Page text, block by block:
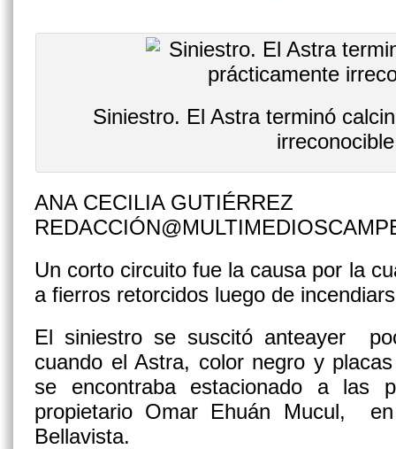
Siniestro. El Astra terminó
ANA CECILIA GUTIÉRREZ
Un corto circuito fue la causa por la
a fierros retorcidos luego de
El siniestro se suscitó anteayer
cuando el Astra, color negro y
se encontraba estacionado a las
propietario Omar Ehuán Mucul,
Bellavista.